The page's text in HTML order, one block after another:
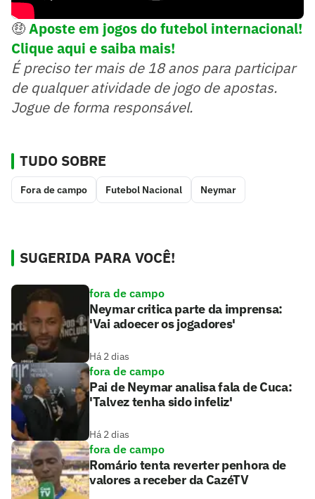
🤑Aposte em jogos do futebol internacional!
Clique aqui e saiba mais!
É preciso ter mais de 18 anos para participar
de qualquer atividade de jogo de apostas.
Jogue de forma responsável.
TUDO SOBRE
Fora de campo Futebol Nacional Neymar
SUGERIDA PARA VOCÊ!
fora de campo
Neymar critica parte da imprensa:
'Vai adoecer os jogadores'
Há 2 dias
fora de campo
Pai de Neymar analisa fala de Cuca:
'Talvez tenha sido infeliz'
Há 2 dias
fora de campo
Romário tenta reverter penhora de
valores a receber da CazéTV